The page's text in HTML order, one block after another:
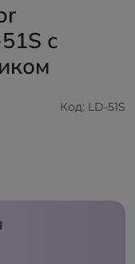
с
Код: LD-51S